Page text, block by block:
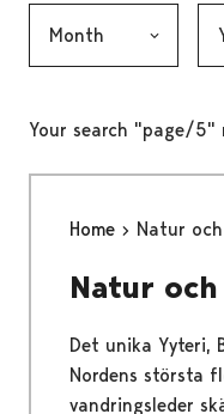
Your search "page/5"
Home Natur
Natur
Det unika Yyteri,
Nordens största
vandringsleder